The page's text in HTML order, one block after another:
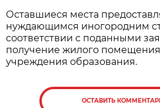
Оставшиеся места
нуждающимся иногородним
соответствии с поданными
получение жилого
учреждения образования.
ОСТАВИТЬ